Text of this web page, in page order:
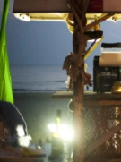
1 - 5 zalen
6 - 10 zalen
10 of meer
Aantal
1 - 50
50 - 100